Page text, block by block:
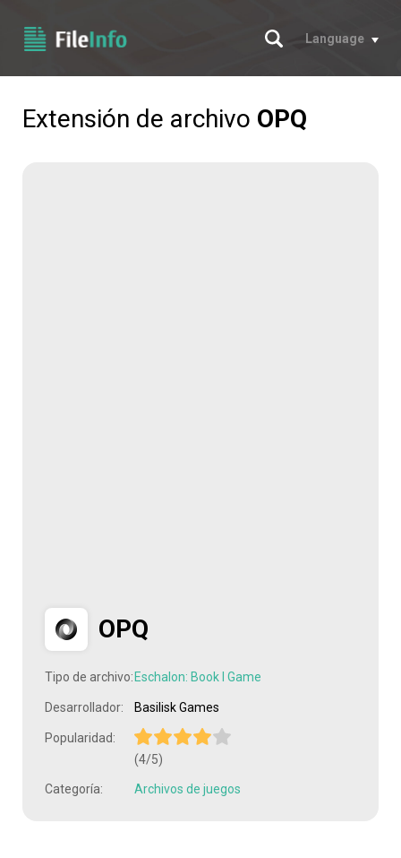
Buscar
Language
Extensión de archivo OPQ
OPQ
Tipo de archivo: Eschalon: Book I Game
Desarrollador: Basilisk Games
Popularidad:
(4/5)
Categoría: Archivos de juegos